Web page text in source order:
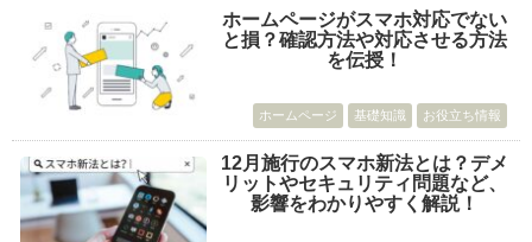
ホームページがスマホ対応でない
と損？確認方法や対応させる方法
を伝授！
ホームページ 基礎知識 お役立ち情報
12月施行のスマホ新法とは？デメ
リットやセキュリティ問題など、
影響をわかりやすく解説！